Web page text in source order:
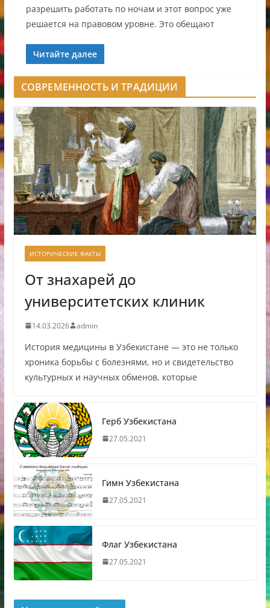
разрешить работать по ночам и этот вопрос уже
решается на правовом уровне. Это обещают
Читайте далее
СОВРЕМЕННОСТЬ И ТРАДИЦИИ
ИСТОРИЧЕСКИЕ ФАКТЫ
От знахарей до
университетских клиник
14.03.2026 admin
История медицины в Узбекистане — это не только
хроника борьбы с болезнями, но и свидетельство
культурных и научных обменов, которые
Герб Узбекистана
27.05.2021
Гимн Узбекистана
27.05.2021
Флаг Узбекистана
27.05.2021